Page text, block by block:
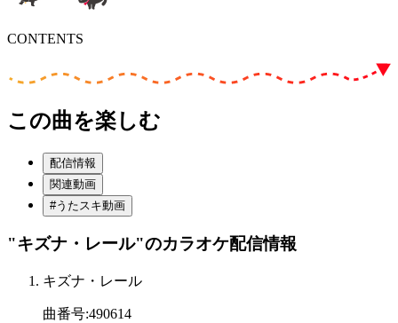
CONTENTS
この曲を楽しむ
配信情報
関連動画
#うたスキ動画
"キズナ・レール"のカラオケ配信情報
キズナ・レール
曲番号:490614